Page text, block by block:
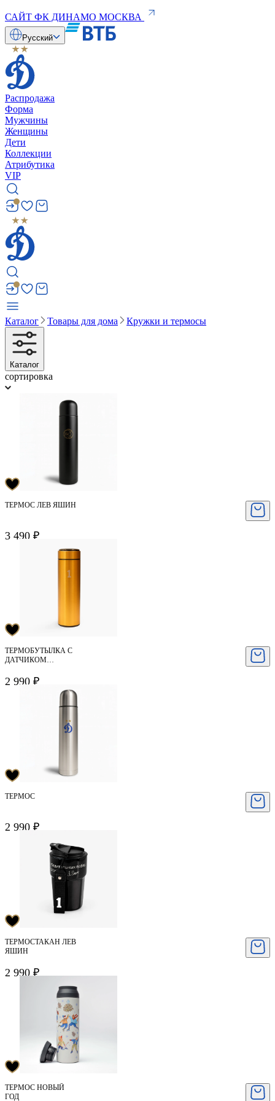
САЙТ ФК ДИНАМО МОСКВА
Русский
Распродажа
Форма
Мужчины
Женщины
Дети
Коллекции
Атрибутика
VIP
Каталог Товары для дома Кружки и термосы
Каталог
сортировка
ТЕРМОС ЛЕВ ЯШИН
3 490 ₽
ТЕРМОБУТЫЛКА С
ДАТЧИКОМ
2 990 ₽
ТЕРМОС
2 990 ₽
ТЕРМОСТАКАН ЛЕВ
ЯШИН
2 990 ₽
ТЕРМОС НОВЫЙ
ГОД